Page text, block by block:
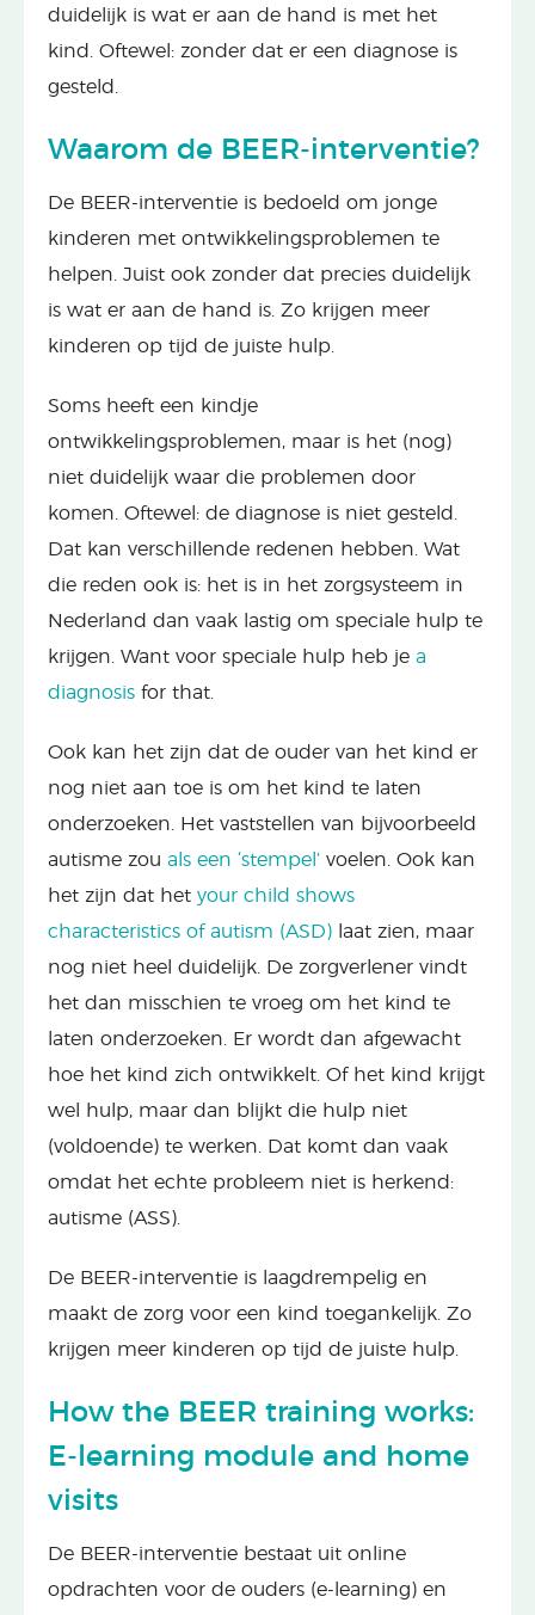
duidelijk is wat er aan de hand is met het
kind. Oftewel: zonder dat er een diagnose is
gesteld.
Waarom de BEER-interventie?
De BEER-interventie is bedoeld om jonge
kinderen met ontwikkelingsproblemen te
helpen. Juist ook zonder dat precies duidelijk
is wat er aan de hand is. Zo krijgen meer
kinderen op tijd de juiste hulp.
Soms heeft een kindje
ontwikkelingsproblemen, maar is het (nog)
niet duidelijk waar die problemen door
komen. Oftewel: de diagnose is niet gesteld.
Dat kan verschillende redenen hebben. Wat
die reden ook is: het is in het zorgsysteem in
Nederland dan vaak lastig om speciale hulp te
krijgen. Want voor speciale hulp heb je a
diagnosis for that.
Ook kan het zijn dat de ouder van het kind er
nog niet aan toe is om het kind te laten
onderzoeken. Het vaststellen van bijvoorbeeld
autisme zou als een ‘stempel’ voelen. Ook kan
het zijn dat het your child shows
characteristics of autism (ASD) laat zien, maar
nog niet heel duidelijk. De zorgverlener vindt
het dan misschien te vroeg om het kind te
laten onderzoeken. Er wordt dan afgewacht
hoe het kind zich ontwikkelt. Of het kind krijgt
wel hulp, maar dan blijkt die hulp niet
(voldoende) te werken. Dat komt dan vaak
omdat het echte probleem niet is herkend:
autisme (ASS).
De BEER-interventie is laagdrempelig en
maakt de zorg voor een kind toegankelijk. Zo
krijgen meer kinderen op tijd de juiste hulp.
How the BEER training works:
E-learning module and home
visits
De BEER-interventie bestaat uit online
opdrachten voor de ouders (e-learning) en